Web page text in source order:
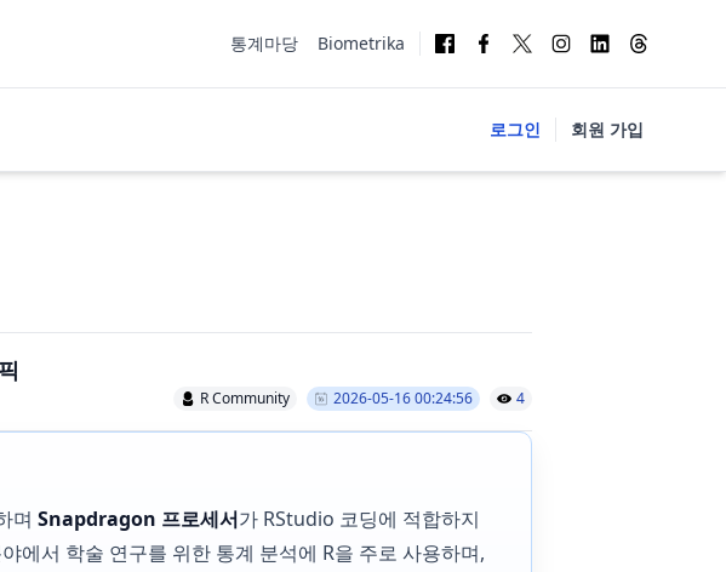
통계마당 Biometrika
로그인 회원 가입
R Community 2026-05-16 00:24:56 4
며 Snapdragon 프로세서가 RStudio 코딩에 적합하지
에서 학술 연구를 위한 통계 분석에 R을 주로 사용하며,